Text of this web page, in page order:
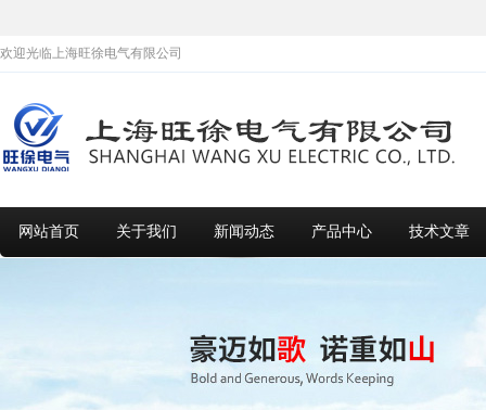
欢迎光临上海旺徐电气有限公司
网站首页 关于我们 新闻动态 产品中心 技术文章